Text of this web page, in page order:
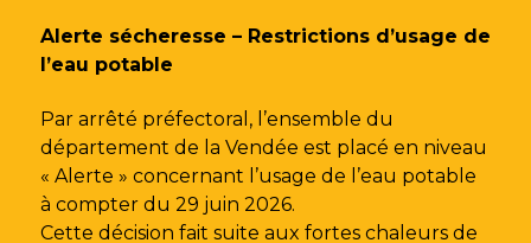
Alerte sécheresse – Restrictions d’usage de
l’eau potable
Par arrêté préfectoral, l’ensemble du
département de la Vendée est placé en niveau
« Alerte » concernant l’usage de l’eau potable
à compter du 29 juin 2026.
Cette décision fait suite aux fortes chaleurs de